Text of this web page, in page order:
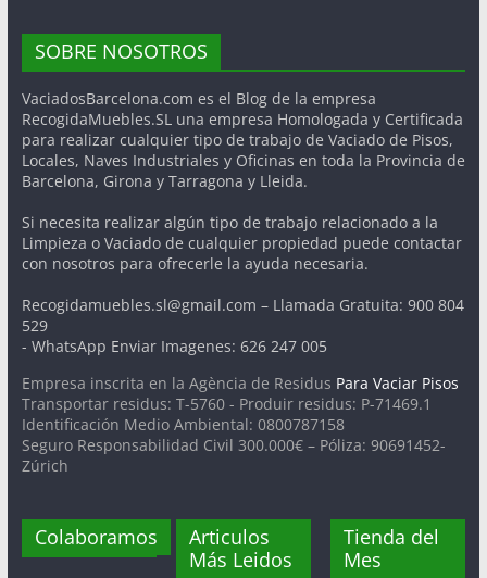
SOBRE NOSOTROS
VaciadosBarcelona.com es el Blog de la empresa
RecogidaMuebles.SL una empresa Homologada y Certificada
para realizar cualquier tipo de trabajo de Vaciado de Pisos,
Locales, Naves Industriales y Oficinas en toda la Provincia de
Barcelona, Girona y Tarragona y Lleida.
Si necesita realizar algún tipo de trabajo relacionado a la
Limpieza o Vaciado de cualquier propiedad puede contactar
con nosotros para ofrecerle la ayuda necesaria.
Recogidamuebles.sl@gmail.com – Llamada Gratuita: 900 804
529
- WhatsApp Enviar Imagenes: 626 247 005
Empresa inscrita en la Agència de Residus Para Vaciar Pisos
Transportar residus: T-5760 - Produir residus: P-71469.1
Identificación Medio Ambiental: 0800787158
Seguro Responsabilidad Civil 300.000€ – Póliza: 90691452-
Zúrich
Colaboramos
Articulos
Más Leidos
Tienda del
Mes